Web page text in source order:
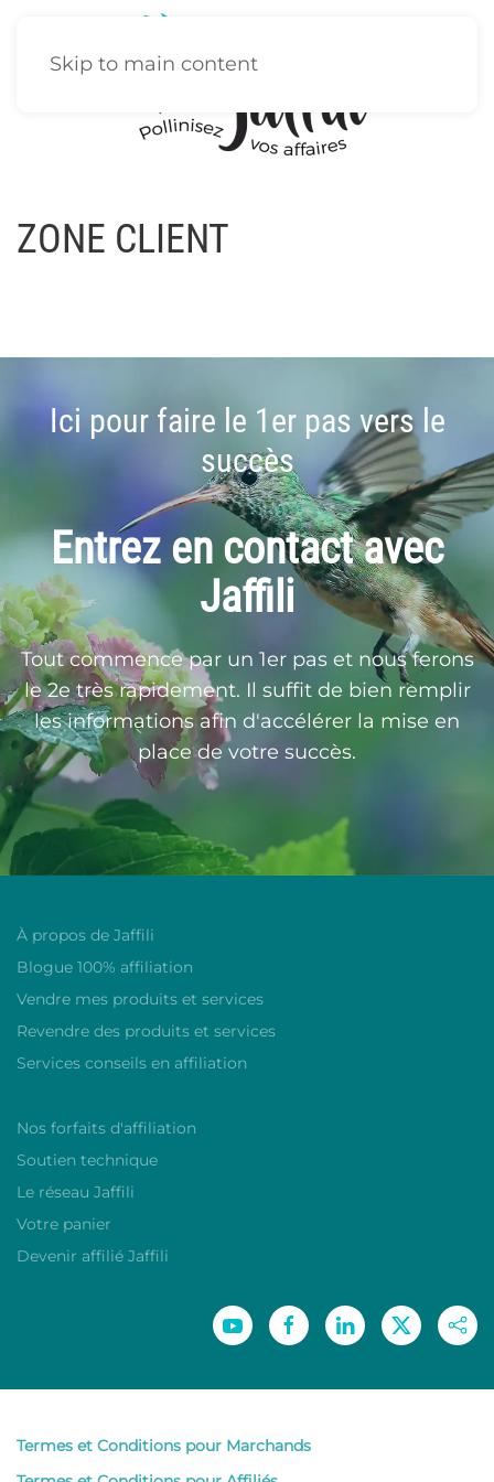
Skip to main content
ZONE CLIENT
Ici pour faire le 1er pas vers le
succès
Entrez en contact avec
Jaffili
Tout commence par un 1er pas et nous ferons
le 2e très rapidement. Il suffit de bien remplir
les informations afin d'accélérer la mise en
place de votre succès.
À propos de Jaffili
Blogue 100% affiliation
Vendre mes produits et services
Revendre des produits et services
Services conseils en affiliation
Nos forfaits d'affiliation
Soutien technique
Le réseau Jaffili
Votre panier
Devenir affilié Jaffili
Termes et Conditions pour Marchands